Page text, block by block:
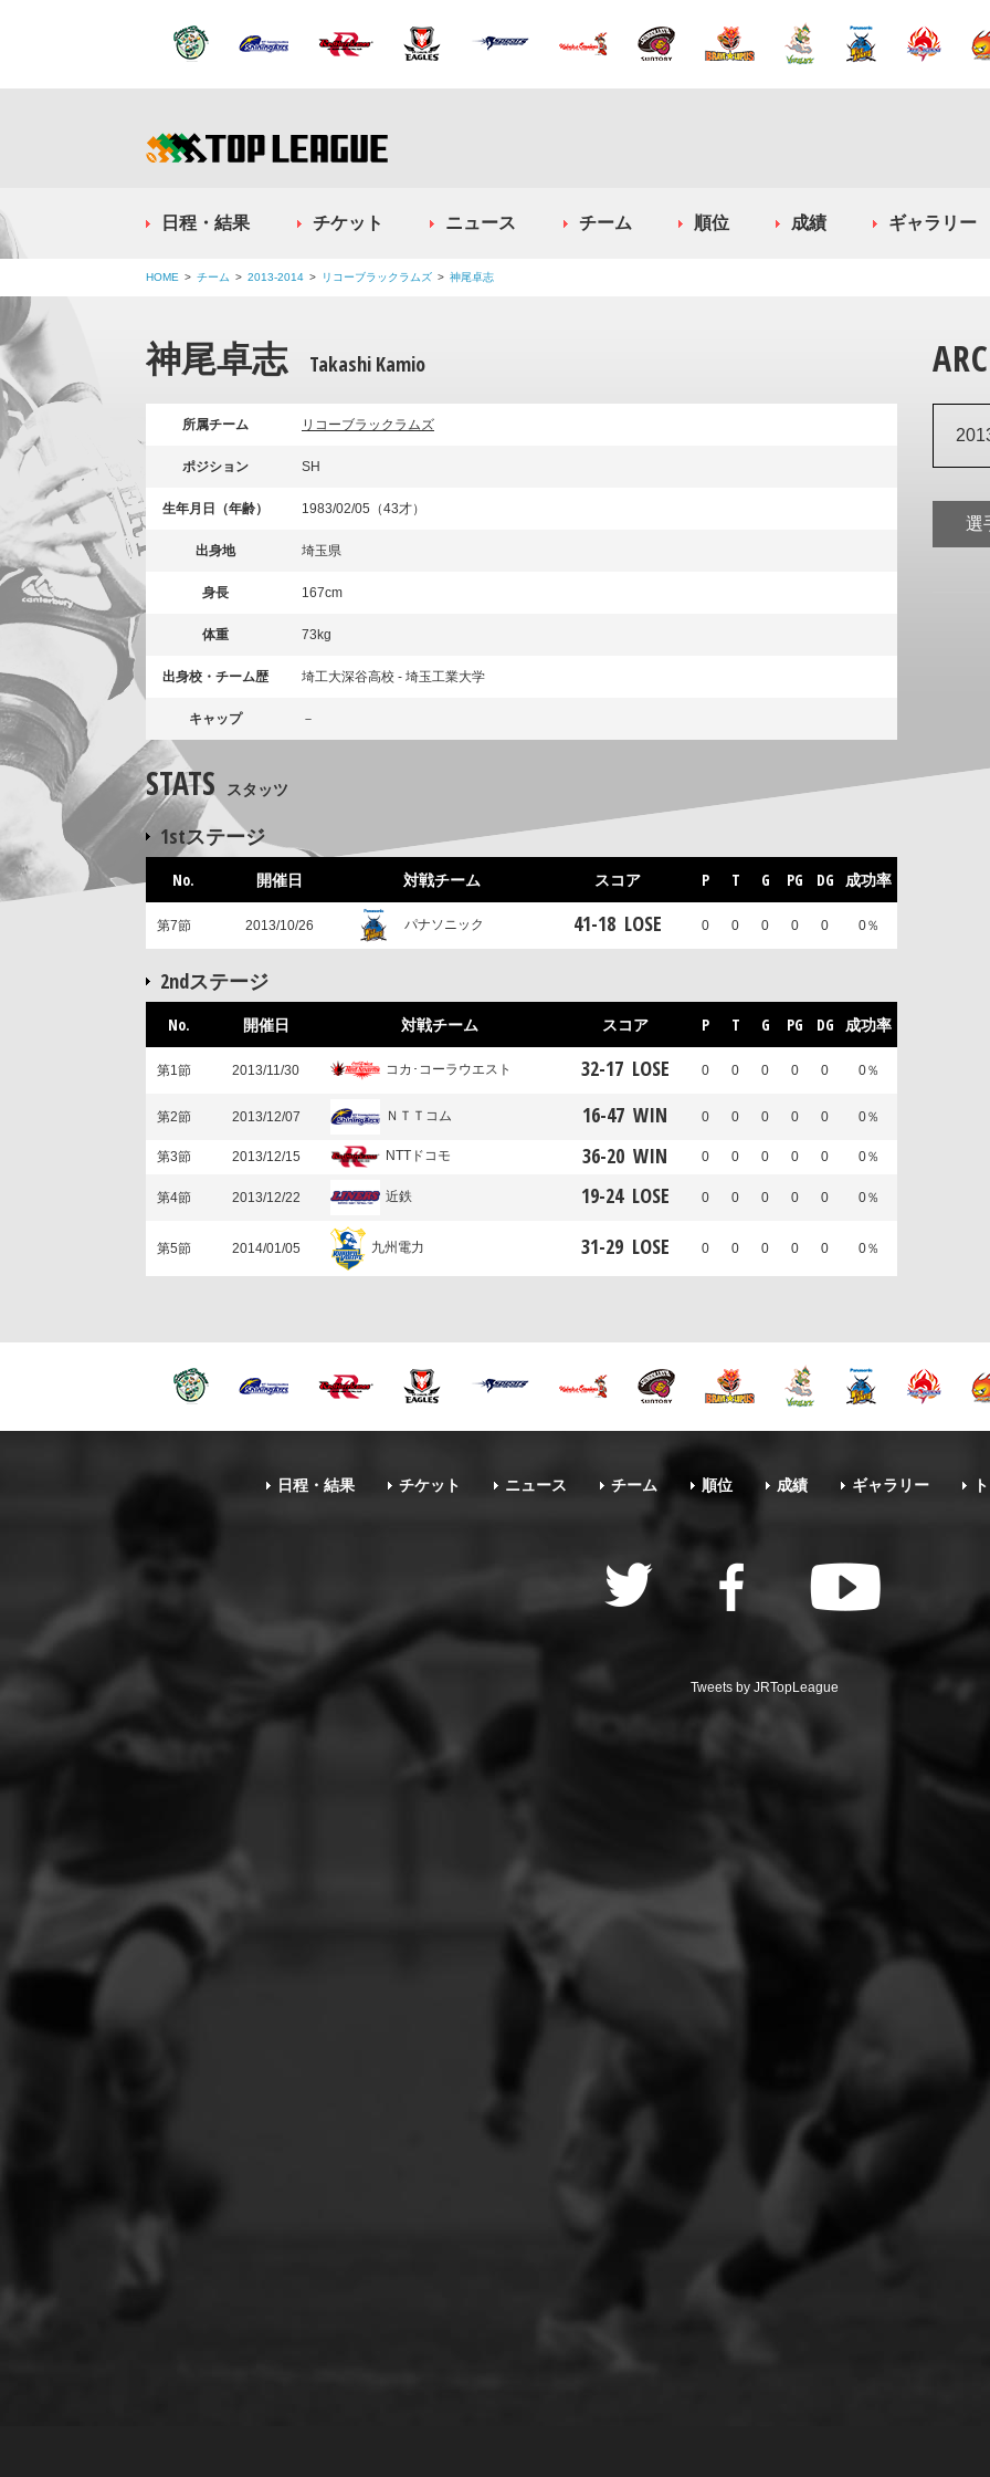
日程・結果 チケット ニュース チーム 順位 成績 ギャラリー
HOME チーム 2013-2014 リコーブラックラムズ 神尾卓志
神尾卓志 Takashi Kamio
所属チーム リコーブラックラムズ
ポジション SH
生年月日（年齢） 1983/02/05（43才）
出身地 埼玉県
身長 167cm
体重 73kg
出身校・チーム歴 埼工大深谷高校 - 埼玉工業大学
キャップ －
STATS スタッツ
1stステージ
No. 開催日 対戦チーム スコア P T G PG DG 成功率
第7節 2013/10/26 パナソニック 41-18 LOSE 0 0 0 0 0 0％
2ndステージ
No. 開催日 対戦チーム スコア P T G PG DG 成功率
第1節 2013/11/30 コカ･コーラウエスト 32-17 LOSE 0 0 0 0 0 0％
第2節 2013/12/07 ＮＴＴコム 16-47 WIN 0 0 0 0 0 0％
第3節 2013/12/15 NTTドコモ 36-20 WIN 0 0 0 0 0 0％
第4節 2013/12/22 近鉄 19-24 LOSE 0 0 0 0 0 0％
第5節 2014/01/05 九州電力 31-29 LOSE 0 0 0 0 0 0％
選
日程・結果 チケット ニュース チーム 順位 成績 ギャラリー
Tweets by JRTopLeague